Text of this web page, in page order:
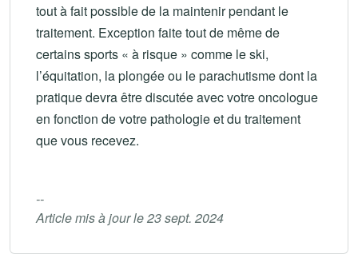
tout à fait possible de la maintenir pendant le
traitement. Exception faite tout de même de
certains sports « à risque » comme le ski,
l’équitation, la plongée ou le parachutisme dont la
pratique devra être discutée avec votre oncologue
en fonction de votre pathologie et du traitement
que vous recevez.
--
Article mis à jour le 23 sept. 2024